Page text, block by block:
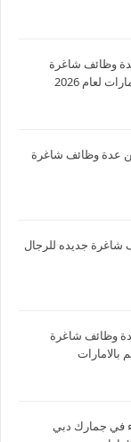
وظائف شاغرة
لعام 2026
عدة وظائف شاغرة
شاغرة جديده للرجال
وظائف شاغرة
في جمارك دبي